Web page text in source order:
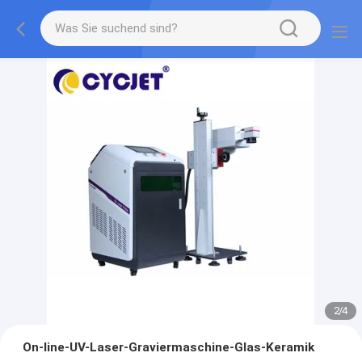
2/4
On-line-UV-Laser-Graviermaschine-Glas-Keramik